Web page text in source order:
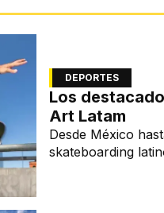
DEPORTES
Los
Art Latam
Desde México
skateboarding